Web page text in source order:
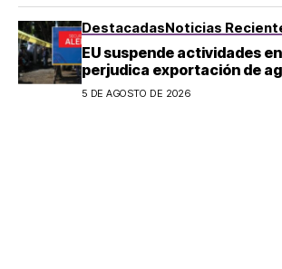
DestacadasNoticias
EU suspende actividades
perjudica exportación de
5 DE AGOSTO DE 2026